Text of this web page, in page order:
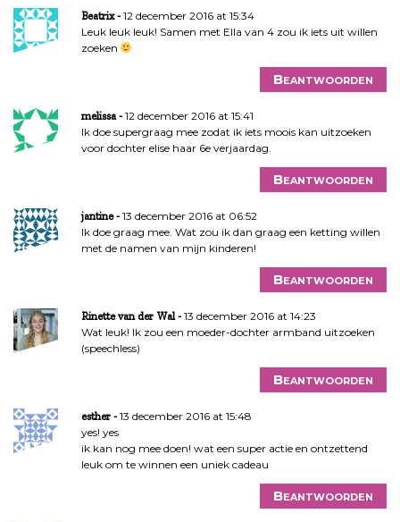
Beatrix
12 december 2016 at 15:34
Leuk leuk leuk! Samen met Ella van 4 zou ik iets uit willen
zoeken
Beantwoorden
melissa
12 december 2016 at 15:41
Ik doe supergraag mee zodat ik iets moois kan uitzoeken
voor dochter elise haar 6e verjaardag.
Beantwoorden
jantine
13 december 2016 at 06:52
Ik doe graag mee. Wat zou ik dan graag een ketting willen
met de namen van mijn kinderen!
Beantwoorden
Rinette van der Wal
13 december 2016 at 14:23
Wat leuk! Ik zou een moeder-dochter armband uitzoeken
(speechless)
Beantwoorden
esther
13 december 2016 at 15:48
yes! yes
ik kan nog mee doen! wat een super actie en ontzettend
leuk om te winnen een uniek cadeau
Beantwoorden